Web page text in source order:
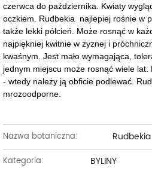
czerwca do października. Kwiaty
oczkiem. Rudbekia najlepiej rośnie w
także lekki półcień. Może rosnąć w
najpiękniej kwitnie w żyznej i
kwaśnym. Jest mało wymagająca,
jednym miejscu może rosnąć wiele lat.
- wtedy należy ją obficie podlewać.
mrozoodporne.
Nazwa botaniczna:
Kategoria: BYLINY